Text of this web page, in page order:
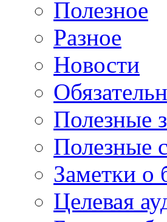
Полезное
Разное
Новости
Полезные
Полезные
Заметки о
Целевая